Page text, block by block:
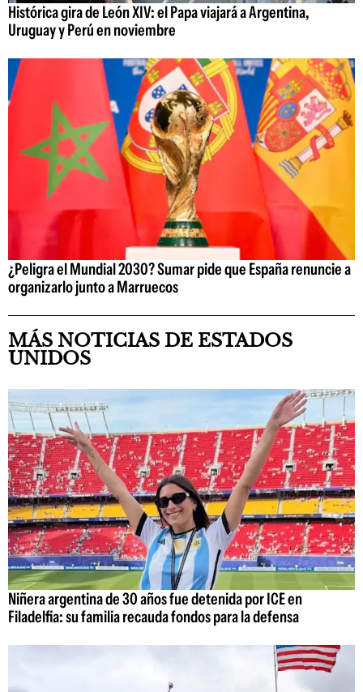
Histórica gira de León XIV: el Papa viajará a Argentina,
Uruguay y Perú en noviembre
¿Peligra el Mundial 2030? Sumar pide que España renuncie a
organizarlo junto a Marruecos
MÁS NOTICIAS DE ESTADOS
UNIDOS
Niñera argentina de 30 años fue detenida por ICE en
Filadelfia: su familia recauda fondos para la defensa